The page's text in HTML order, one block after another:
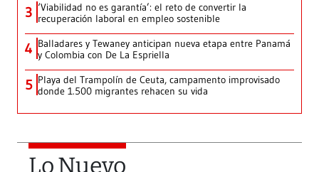
3 ‘Viabilidad no es garantía’: el reto de convertir la
recuperación laboral en empleo sostenible
4 Balladares y Tewaney anticipan nueva etapa entre Panamá
y Colombia con De La Espriella
5 Playa del Trampolín de Ceuta, campamento improvisado
donde 1.500 migrantes rehacen su vida
Lo Nuevo